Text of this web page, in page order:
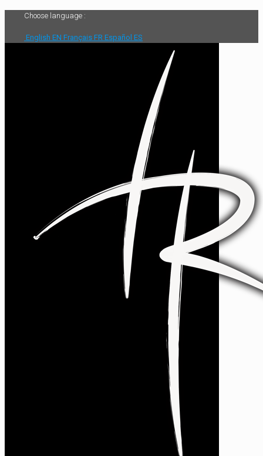
Choose language :
English EN Français FR Español ES